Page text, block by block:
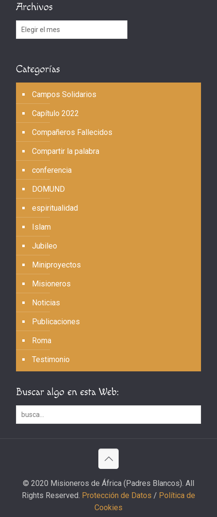
Archivos
Archivos
Categorías
Campos Solidarios
Capítulo 2022
Compañeros Fallecidos
Compartir la palabra
conferencia
DOMUND
espiritualidad
Islam
Jubileo
Miniproyectos
Misioneros
Noticias
Publicaciones
Roma
Testimonio
Buscar algo en esta Web:
© 2020 Misioneros de África (Padres Blancos). All
Rights Reserved. Protección de Datos / Política de
Cookies